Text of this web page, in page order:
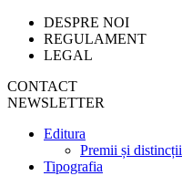
DESPRE NOI
REGULAMENT
LEGAL
CONTACT
NEWSLETTER
Editura
Premii și distincții
Tipografia